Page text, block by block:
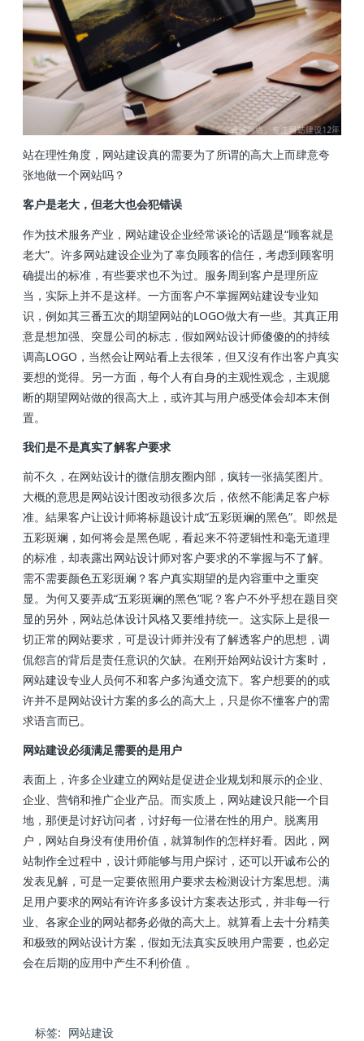
站在理性角度，网站建设真的需要为了所谓的高大上而肆意夸
张地做一个网站吗？
客户是老大，但老大也会犯错误
作为技术服务产业，网站建设企业经常谈论的话题是“顾客就是
老大”。许多网站建设企业为了辜负顾客的信任，考虑到顾客明
确提出的标准，有些要求也不为过。服务周到客户是理所应
当，实际上并不是这样。一方面客户不掌握网站建设专业知
识，例如其三番五次的期望网站的LOGO做大有一些。其真正用
意是想加强、突显公司的标志，假如网站设计师傻傻的的持续
调高LOGO，当然会让网站看上去很笨，但又沒有作出客户真实
要想的觉得。另一方面，每个人有自身的主观性观念，主观臆
断的期望网站做的很高大上，或许其与用户感受体会却本末倒
置。
我们是不是真实了解客户要求
前不久，在网站设计的微信朋友圈内部，疯转一张搞笑图片。
大概的意思是网站设计图改动很多次后，依然不能满足客户标
准。結果客户让设计师将标题设计成“五彩斑斓的黑色”。即然是
五彩斑斓，如何将会是黑色呢，看起来不符逻辑性和毫无道理
的标准，却表露出网站设计师对客户要求的不掌握与不了解。
需不需要颜色五彩斑斓？客户真实期望的是內容重中之重突
显。为何又要弄成“五彩斑斓的黑色”呢？客户不外乎想在题目突
显的另外，网站总体设计风格又要维持统一。这实际上是很一
切正常的网站要求，可是设计师并没有了解透客户的思想，调
侃怨言的背后是责任意识的欠缺。在刚开始网站设计方案时，
网站建设专业人员何不和客户多沟通交流下。客户想要的的或
许并不是网站设计方案的多么的高大上，只是你不懂客户的需
求语言而已。
网站建设必须满足需要的是用户
表面上，许多企业建立的网站是促进企业规划和展示的企业、
企业、营销和推广企业产品。而实质上，网站建设只能一个目
地，那便是讨好访问者，讨好每一位潜在性的用户。脱离用
户，网站自身没有使用价值，就算制作的怎样好看。因此，网
站制作全过程中，设计师能够与用户探讨，还可以开诚布公的
发表见解，可是一定要依照用户要求去检测设计方案思想。满
足用户要求的网站有许许多多设计方案表达形式，并非每一行
业、各家企业的网站都务必做的高大上。就算看上去十分精美
和极致的网站设计方案，假如无法真实反映用户需要，也必定
会在后期的应用中产生不利价值 。
标签: 网站建设